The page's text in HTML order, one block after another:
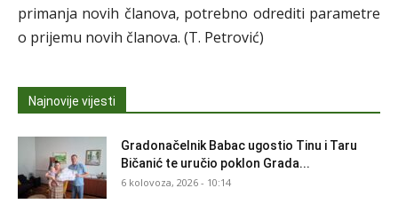
primanja novih članova, potrebno odrediti parametre
o prijemu novih članova. (T. Petrović)
Najnovije vijesti
Gradonačelnik Babac ugostio Tinu i Taru
Bičanić te uručio poklon Grada...
6 kolovoza, 2026 - 10:14